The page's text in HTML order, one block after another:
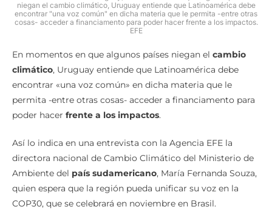
niegan el cambio climático, Uruguay entiende que Latinoamérica debe
encontrar "una voz común" en dicha materia que le permita -entre otras
cosas- acceder a financiamento para poder hacer frente a los impactos.
EFE
En momentos en que algunos países niegan el cambio
climático, Uruguay entiende que Latinoamérica debe
encontrar «una voz común» en dicha materia que le
permita -entre otras cosas- acceder a financiamento para
poder hacer frente a los impactos.
Así lo indica en una entrevista con la Agencia EFE la
directora nacional de Cambio Climático del Ministerio de
Ambiente del país sudamericano, María Fernanda Souza,
quien espera que la región pueda unificar su voz en la
COP30, que se celebrará en noviembre en Brasil.